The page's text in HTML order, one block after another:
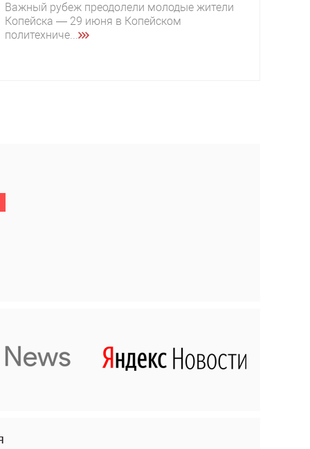
Важный рубеж преодолели молодые жители
Копейска — 29 июня в Копейском
политехниче...